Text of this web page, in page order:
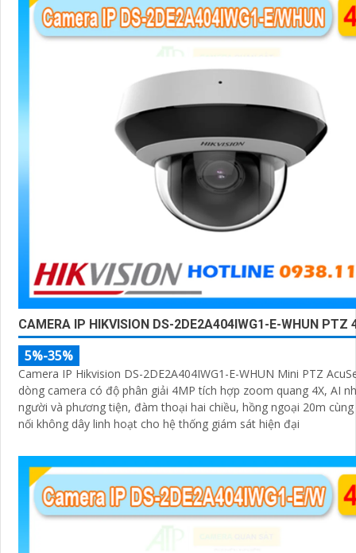
CAMERA IP HIKVISION DS-2DE2A404IWG1-E-WHUN PTZ
5%-35%
Camera IP Hikvision DS-2DE2A404IWG1-E-WHUN Mini PTZ
dòng camera có độ phân giải 4MP tích hợp zoom quang 4X, AI
người và phương tiện, đàm thoại hai chiều, hồng ngoại 20m
nối không dây linh hoạt cho hệ thống giám sát hiện đại